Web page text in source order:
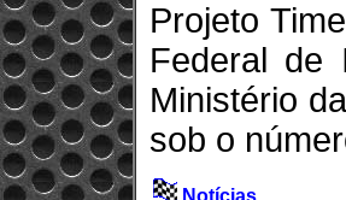
Projeto
Federal de
Ministério
sob o
Notícias